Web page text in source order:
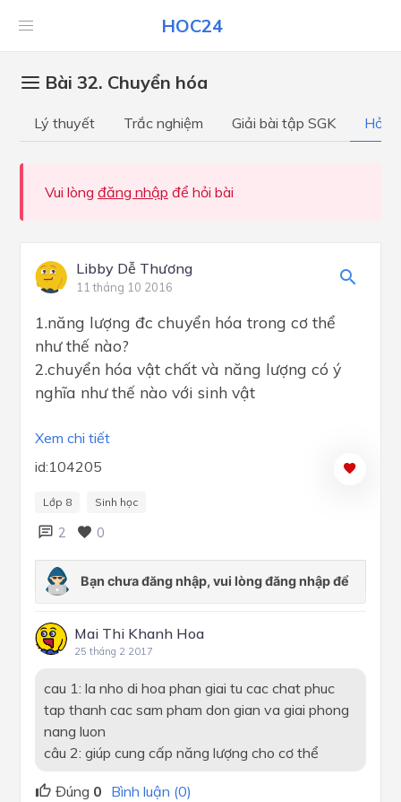
HOC24
Bài 32. Chuyển hóa
Lý thuyết Trắc nghiệm Giải bài tập SGK Hỏi
Vui lòng đăng nhập để hỏi bài
Libby Dễ Thương
11 tháng 10 2016
1.năng lượng đc chuyển hóa trong cơ thể
như thế nào?
2.chuyển hóa vật chất và năng lượng có ý
nghĩa như thế nào với sinh vật
Xem chi tiết
id:104205
Lớp 8 Sinh học
2 0
Mai Thi Khanh Hoa
25 tháng 2 2017
cau 1: la nho di hoa phan giai tu cac chat phuc
tap thanh cac sam pham don gian va giai phong
nang luon
câu 2: giúp cung cấp năng lượng cho cơ thể
Đúng 0 Bình luận (0)